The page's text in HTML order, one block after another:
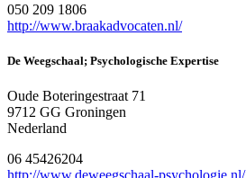
050 209 1806
http://www.braakadvocaten.nl/
De Weegschaal; Psychologische Expertise
Oude Boteringestraat 71
9712 GG Groningen
Nederland
06 45426204